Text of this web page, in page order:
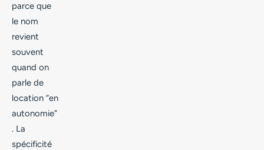
parce que
le nom
revient
souvent
quand on
parle de
location “en
autonomie”
. La
spécificité